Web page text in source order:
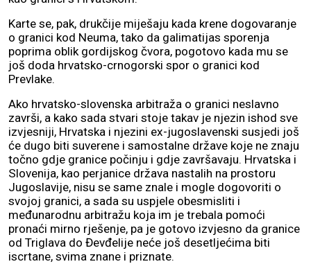
Karte se, pak, drukčije miješaju kada krene dogovaranje
o granici kod Neuma, tako da galimatijas sporenja
poprima oblik gordijskog čvora, pogotovo kada mu se
još doda hrvatsko-crnogorski spor o granici kod
Prevlake.
Ako hrvatsko-slovenska arbitraža o granici neslavno
završi, a kako sada stvari stoje takav je njezin ishod sve
izvjesniji, Hrvatska i njezini ex-jugoslavenski susjedi još
će dugo biti suverene i samostalne države koje ne znaju
točno gdje granice počinju i gdje završavaju. Hrvatska i
Slovenija, kao perjanice država nastalih na prostoru
Jugoslavije, nisu se same znale i mogle dogovoriti o
svojoj granici, a sada su uspjele obesmisliti i
međunarodnu arbitražu koja im je trebala pomoći
pronaći mirno rješenje, pa je gotovo izvjesno da granice
od Triglava do Đevđelije neće još desetljećima biti
iscrtane, svima znane i priznate.